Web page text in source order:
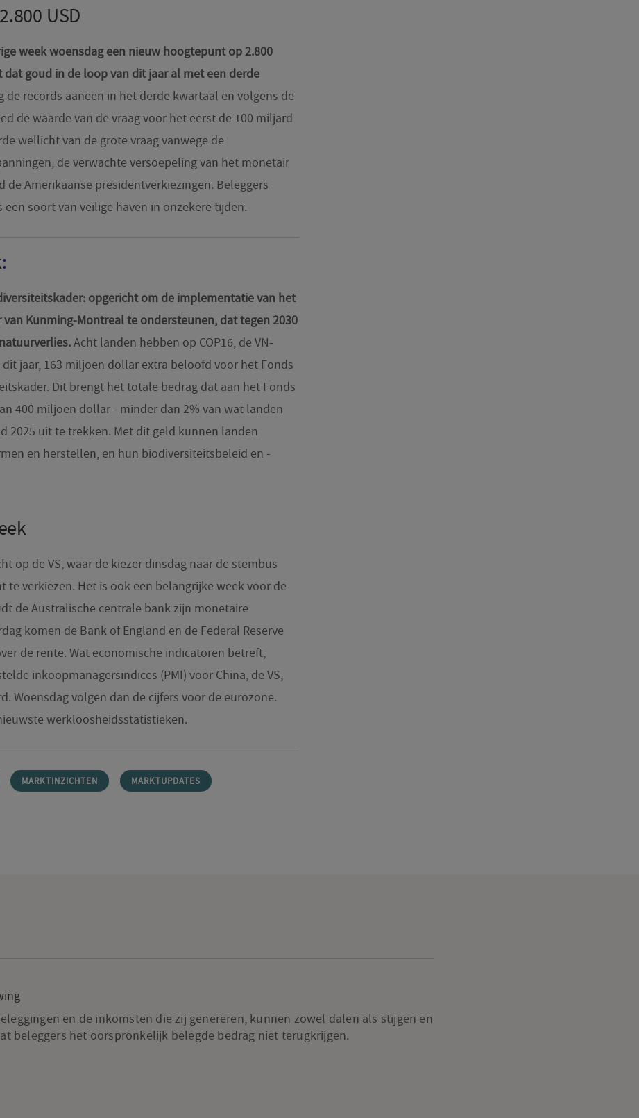
USD
week woensdag een nieuw hoogtepunt op 2.800
goud in de loop van dit jaar al met een derde
de records aaneen in het derde kwartaal en volgens de
de waarde van de vraag voor het eerst de 100 miljard
wellicht van de grote vraag vanwege de
de verwachte versoepeling van het monetair
de Amerikaanse presidentverkiezingen. Beleggers
soort van veilige haven in onzekere tijden.
:
opgericht om de implementatie van het
Kunming-Montreal te ondersteunen, dat tegen 2030
Acht landen hebben op COP16, de VN-
jaar, 163 miljoen dollar extra beloofd voor het Fonds
Dit brengt het totale bedrag dat aan het Fonds
400 miljoen dollar - minder dan 2% van wat landen
2025 uit te trekken. Met dit geld kunnen landen
en herstellen, en hun biodiversiteitsbeleid en -
op de VS, waar de kiezer dinsdag naar de stembus
te verkiezen. Het is ook een belangrijke week voor de
de Australische centrale bank zijn monetaire
komen de Bank of England en de Federal Reserve
de rente. Wat economische indicatoren betreft,
inkoopmanagersindices (PMI) voor China, de VS,
Woensdag volgen dan de cijfers voor de eurozone.
werkloosheidsstatistieken.
MARKTINZICHTEN MARKTUPDATES
en de inkomsten die zij genereren, kunnen zowel dalen als stijgen en
beleggers het oorspronkelijk belegde bedrag niet terugkrijgen.